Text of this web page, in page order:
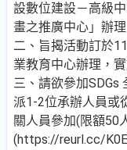
設數位建設－高級
畫之推廣中心」辦理
二、旨揭活動訂於
業教育中心辦理，
三、請欲參加SDGs
派1-2位承辦人員或
關人員參加(限額50
(https://reurl.cc/